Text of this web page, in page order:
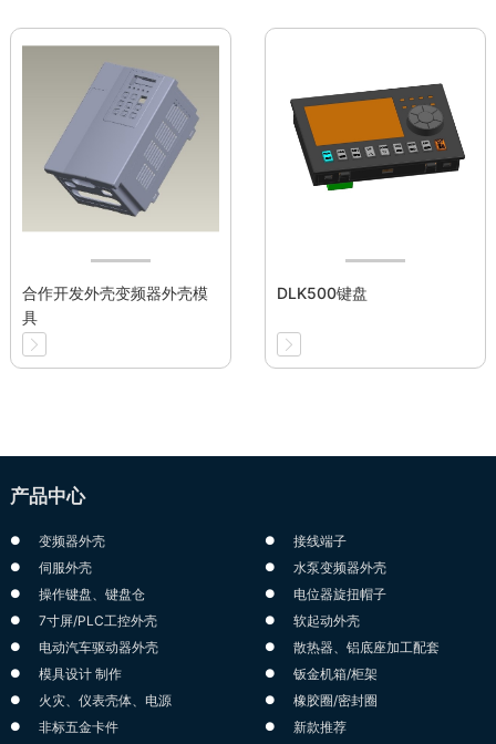
合作开发外壳变频器外壳模
具
DLK500键盘
产品中心
变频器外壳
接线端子
伺服外壳
水泵变频器外壳
操作键盘、键盘仓
电位器旋扭帽子
7寸屏/PLC工控外壳
软起动外壳
电动汽车驱动器外壳
散热器、铝底座加工配套
模具设计 制作
钣金机箱/柜架
火灾、仪表壳体、电源
橡胶圈/密封圈
非标五金卡件
新款推荐